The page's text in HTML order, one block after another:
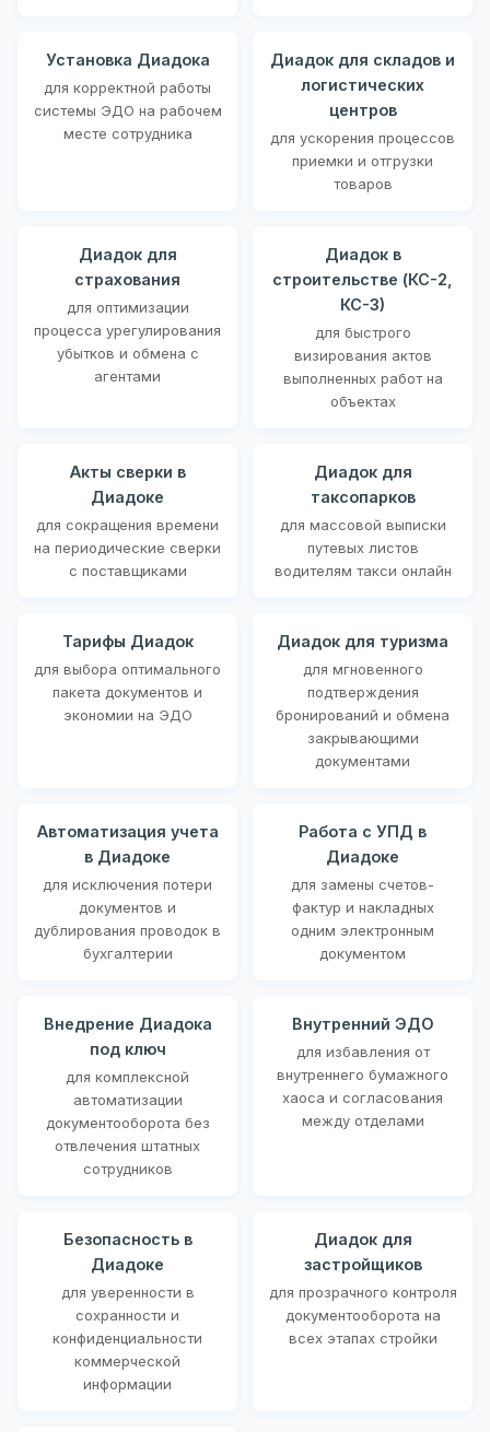
Установка Диадока
для корректной работы
системы ЭДО на рабочем
месте сотрудника
Диадок для складов и
логистических
центров
для ускорения процессов
приемки и отгрузки
товаров
Диадок для
страхования
для оптимизации
процесса урегулирования
убытков и обмена с
агентами
Диадок в
строительстве (КС-2,
КС-3)
для быстрого
визирования актов
выполненных работ на
объектах
Акты сверки в
Диадоке
для сокращения времени
на периодические сверки
с поставщиками
Диадок для
таксопарков
для массовой выписки
путевых листов
водителям такси онлайн
Тарифы Диадок
для выбора оптимального
пакета документов и
экономии на ЭДО
Диадок для туризма
для мгновенного
подтверждения
бронирований и обмена
закрывающими
документами
Автоматизация учета
в Диадоке
для исключения потери
документов и
дублирования проводок в
бухгалтерии
Работа с УПД в
Диадоке
для замены счетов-
фактур и накладных
одним электронным
документом
Внедрение Диадока
под ключ
для комплексной
автоматизации
документооборота без
отвлечения штатных
сотрудников
Внутренний ЭДО
для избавления от
внутреннего бумажного
хаоса и согласования
между отделами
Безопасность в
Диадоке
для уверенности в
сохранности и
конфиденциальности
коммерческой
информации
Диадок для
застройщиков
для прозрачного контроля
документооборота на
всех этапах стройки